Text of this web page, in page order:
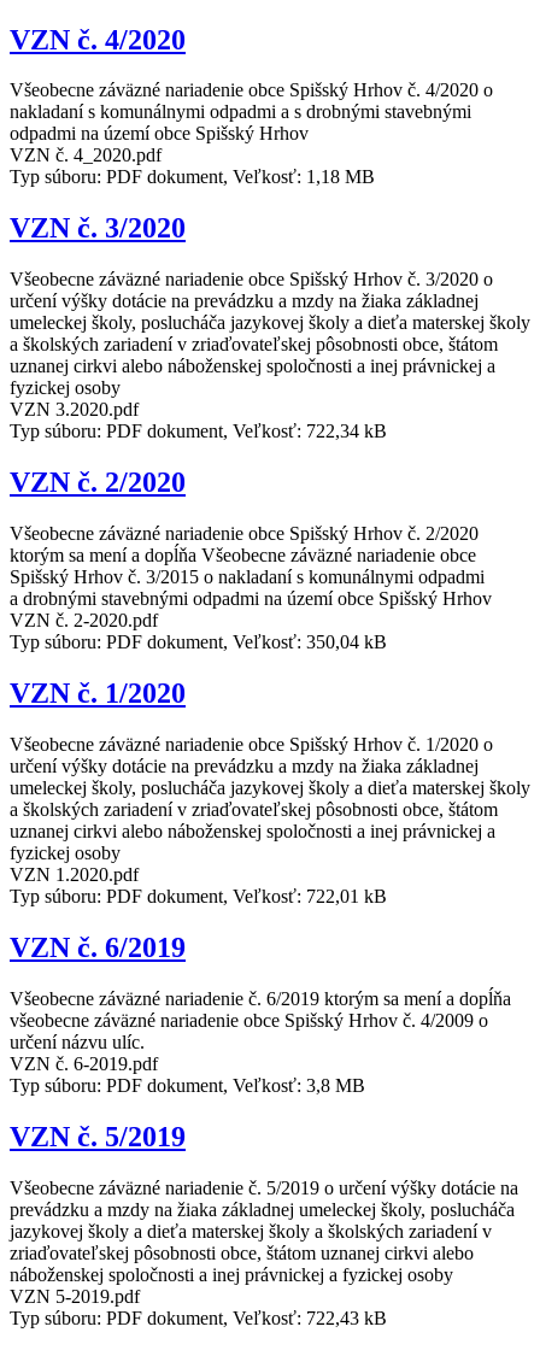
VZN č. 4/2020
Všeobecne záväzné nariadenie obce Spišský Hrhov č. 4/2020 o
nakladaní s komunálnymi odpadmi a s drobnými stavebnými
odpadmi na území obce Spišský Hrhov
VZN č. 4_2020.pdf
Typ súboru: PDF dokument, Veľkosť: 1,18 MB
VZN č. 3/2020
Všeobecne záväzné nariadenie obce Spišský Hrhov č. 3/2020 o
určení výšky dotácie na prevádzku a mzdy na žiaka základnej
umeleckej školy, poslucháča jazykovej školy a dieťa materskej školy
a školských zariadení v zriaďovateľskej pôsobnosti obce, štátom
uznanej cirkvi alebo náboženskej spoločnosti a inej právnickej a
fyzickej osoby
VZN 3.2020.pdf
Typ súboru: PDF dokument, Veľkosť: 722,34 kB
VZN č. 2/2020
Všeobecne záväzné nariadenie obce Spišský Hrhov č. 2/2020
ktorým sa mení a dopĺňa Všeobecne záväzné nariadenie obce
Spišský Hrhov č. 3/2015 o nakladaní s komunálnymi odpadmi
a drobnými stavebnými odpadmi na území obce Spišský Hrhov
VZN č. 2-2020.pdf
Typ súboru: PDF dokument, Veľkosť: 350,04 kB
VZN č. 1/2020
Všeobecne záväzné nariadenie obce Spišský Hrhov č. 1/2020 o
určení výšky dotácie na prevádzku a mzdy na žiaka základnej
umeleckej školy, poslucháča jazykovej školy a dieťa materskej školy
a školských zariadení v zriaďovateľskej pôsobnosti obce, štátom
uznanej cirkvi alebo náboženskej spoločnosti a inej právnickej a
fyzickej osoby
VZN 1.2020.pdf
Typ súboru: PDF dokument, Veľkosť: 722,01 kB
VZN č. 6/2019
Všeobecne záväzné nariadenie č. 6/2019 ktorým sa mení a dopĺňa
všeobecne záväzné nariadenie obce Spišský Hrhov č. 4/2009 o
určení názvu ulíc.
VZN č. 6-2019.pdf
Typ súboru: PDF dokument, Veľkosť: 3,8 MB
VZN č. 5/2019
Všeobecne záväzné nariadenie č. 5/2019 o určení výšky dotácie na
prevádzku a mzdy na žiaka základnej umeleckej školy, poslucháča
jazykovej školy a dieťa materskej školy a školských zariadení v
zriaďovateľskej pôsobnosti obce, štátom uznanej cirkvi alebo
náboženskej spoločnosti a inej právnickej a fyzickej osoby
VZN 5-2019.pdf
Typ súboru: PDF dokument, Veľkosť: 722,43 kB